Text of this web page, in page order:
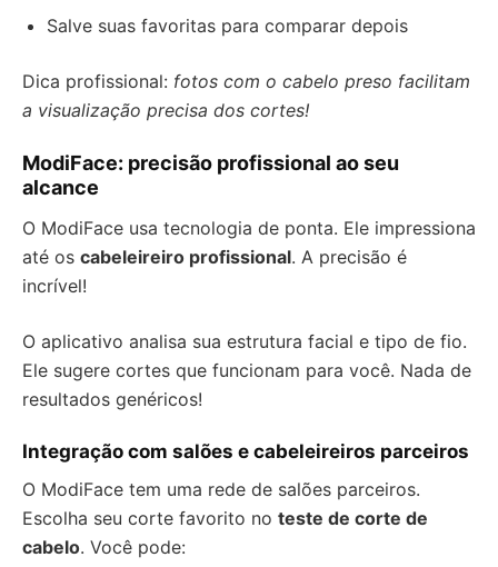
Salve suas favoritas para comparar depois
Dica profissional: fotos com o cabelo preso facilitam
a visualização precisa dos cortes!
ModiFace: precisão profissional ao seu
alcance
O ModiFace usa tecnologia de ponta. Ele impressiona
até os cabeleireiro profissional. A precisão é
incrível!
O aplicativo analisa sua estrutura facial e tipo de fio.
Ele sugere cortes que funcionam para você. Nada de
resultados genéricos!
Integração com salões e cabeleireiros parceiros
O ModiFace tem uma rede de salões parceiros.
Escolha seu corte favorito no teste de corte de
cabelo. Você pode: